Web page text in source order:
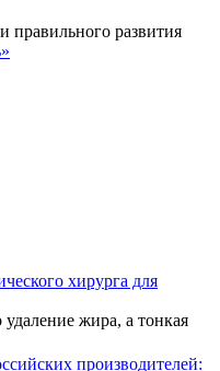
правильного развития
хирурга для
жира, а тонкая
производителей: